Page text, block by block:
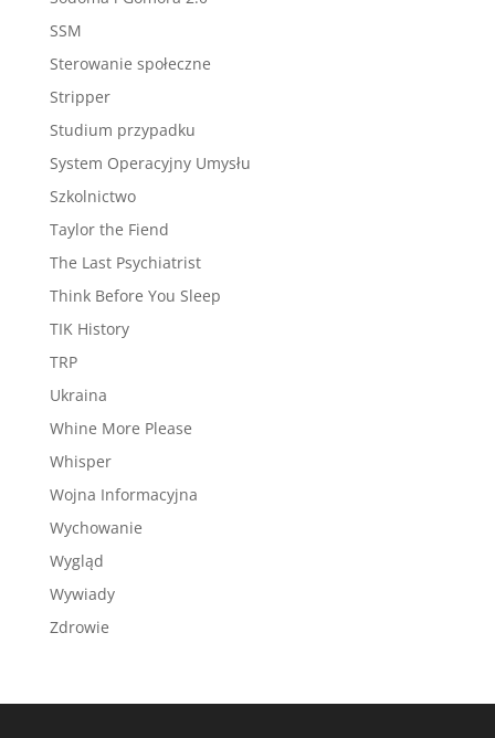
SSM
Sterowanie społeczne
Stripper
Studium przypadku
System Operacyjny Umysłu
Szkolnictwo
Taylor the Fiend
The Last Psychiatrist
Think Before You Sleep
TIK History
TRP
Ukraina
Whine More Please
Whisper
Wojna Informacyjna
Wychowanie
Wygląd
Wywiady
Zdrowie